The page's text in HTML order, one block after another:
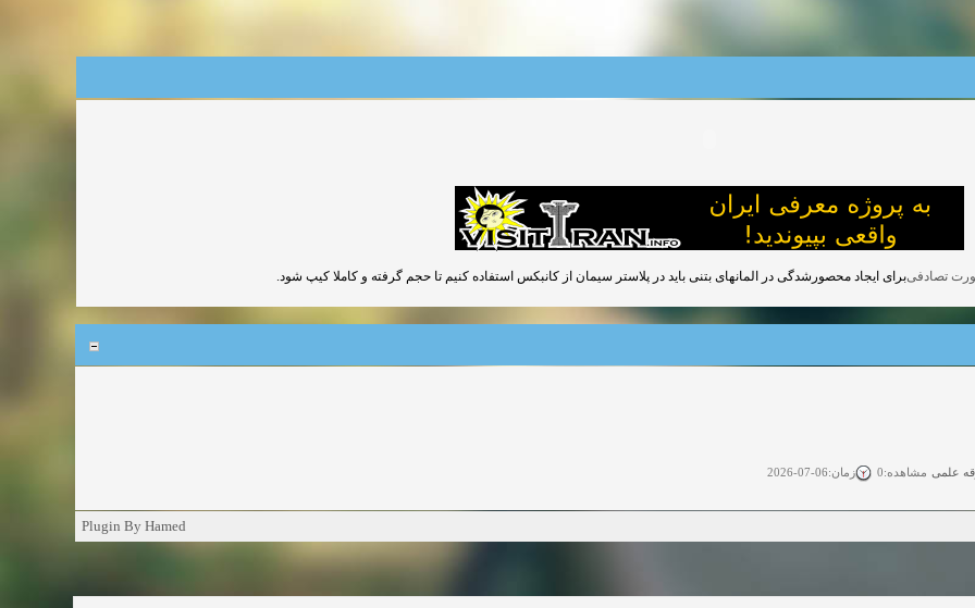
برای ایجاد محصورشدگی در المانهای بتنی باید در پلاستر سیمان از کانبکس استفاده کنیم تا حجم گرفته و کاملا کیپ شود.
آزاد مشاهده:0 زمان:02-26-2025
Plugin By Hamed